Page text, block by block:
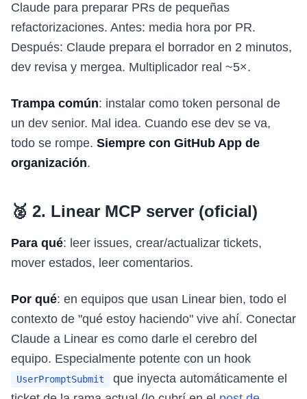
Claude para preparar PRs de pequeñas
refactorizaciones. Antes: media hora por PR.
Después: Claude prepara el borrador en 2 minutos,
dev revisa y mergea. Multiplicador real ~5×.
Trampa común: instalar como token personal de
un dev senior. Mal idea. Cuando ese dev se va,
todo se rompe. Siempre con GitHub App de
organización.
🥈 2. Linear MCP server (oficial)
Para qué: leer issues, crear/actualizar tickets,
mover estados, leer comentarios.
Por qué: en equipos que usan Linear bien, todo el
contexto de "qué estoy haciendo" vive ahí. Conectar
Claude a Linear es como darle el cerebro del
equipo. Especialmente potente con un hook
UserPromptSubmit
que inyecta automáticamente el